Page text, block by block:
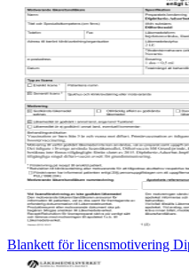
Blankett för licensmotivering